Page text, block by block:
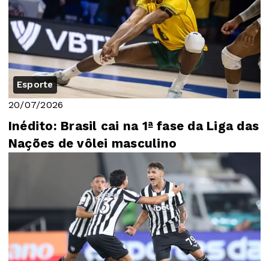
Esporte
20/07/2026
Inédito: Brasil cai na 1ª fase da Liga das
Nações de vôlei masculino